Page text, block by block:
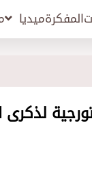
المفكرةميديا
لذكرى